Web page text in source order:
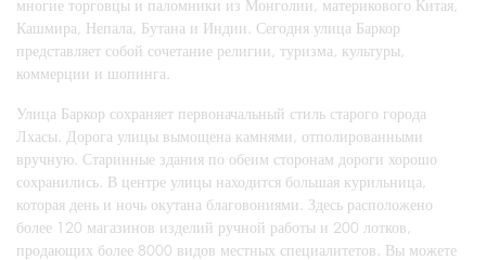
многие торговцы и паломники из Монголии, материкового Китая,
Кашмира, Непала, Бутана и Индии. Сегодня улица Баркор
представляет собой сочетание религии, туризма, культуры,
коммерции и шопинга.
Улица Баркор сохраняет первоначальный стиль старого города
Лхасы. Дорога улицы вымощена камнями, отполированными
вручную. Старинные здания по обеим сторонам дороги хорошо
сохранились. В центре улицы находится большая курильница,
которая день и ночь окутана благовониями. Здесь расположено
более 120 магазинов изделий ручной работы и 200 лотков,
продающих более 8000 видов местных специалитетов. Вы можете